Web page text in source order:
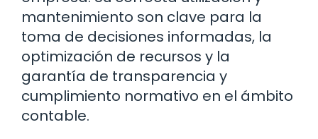
mantenimiento son clave para la
toma de decisiones informadas, la
optimización de recursos y la
garantía de transparencia y
cumplimiento normativo en el ámbito
contable.